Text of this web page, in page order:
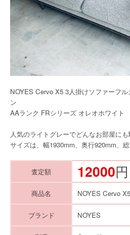
NOYES Cervo X5 3人掛けソファーフ
ン
AAランク FRシリーズ オレオホワイト
人気のライトグレーでどんなお部屋にも
サイズは、幅1930mm、奥行920mm、
査定額 12000円
商品名 NOYES Cervo
ブランド NOYES